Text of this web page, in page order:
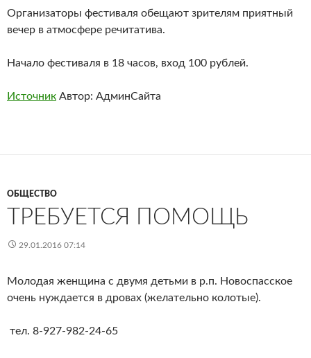
Организаторы фестиваля обещают зрителям приятный
вечер в атмосфере речитатива.
Начало фестиваля в 18 часов, вход 100 рублей.
Источник Автор: АдминСайта
ОБЩЕСТВО
ТРЕБУЕТСЯ ПОМОЩЬ
29.01.2016 07:14
Молодая женщина с двумя детьми в р.п. Новоспасское
очень нуждается в дровах (желательно колотые).
тел. 8-927-982-24-65